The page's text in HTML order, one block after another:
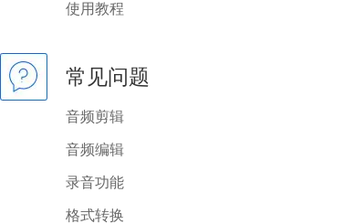
使用教程
常见问题
音频剪辑
音频编辑
录音功能
格式转换